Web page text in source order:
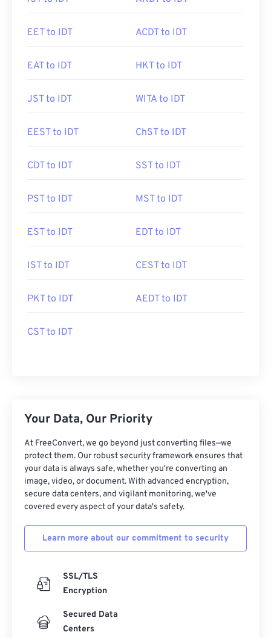
EET to IDT ACDT to IDT
EAT to IDT HKT to IDT
JST to IDT WITA to IDT
EEST to IDT ChST to IDT
CDT to IDT SST to IDT
PST to IDT MST to IDT
EST to IDT EDT to IDT
IST to IDT CEST to IDT
PKT to IDT AEDT to IDT
CST to IDT
Your Data, Our Priority
At FreeConvert, we go beyond just converting files—we
protect them. Our robust security framework ensures that
your data is always safe, whether you're converting an
image, video, or document. With advanced encryption,
secure data centers, and vigilant monitoring, we've
covered every aspect of your data's safety.
Learn more about our commitment to security
SSL/TLS
Encryption
Secured Data
Centers